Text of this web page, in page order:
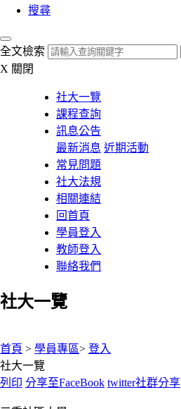
搜尋
全文檢索
X 關閉
社大一覽
課程查詢
訊息公告
最新消息 近期活動
常見問題
社大法規
相關連結
回首頁
學員登入
教師登入
聯絡我們
社大一覽
首頁 > 學員專區> 登入
社大一覽
列印 分享至FaceBook twitter社群分享